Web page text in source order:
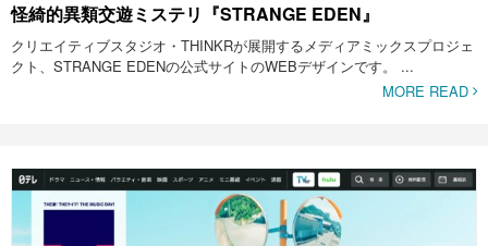
怪綺的異類交遊ミステリ『STRANGE EDEN』
クリエイティブスタジオ・THINKRが展開するメディアミックスプロジェ
クト、STRANGE EDENの公式サイトのWEBデザインです。 ...
MORE READ